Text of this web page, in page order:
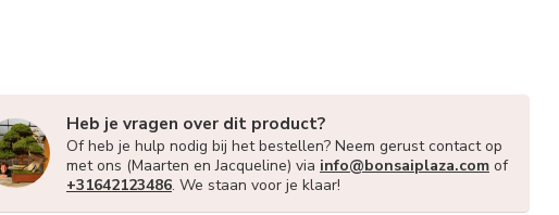
Heb je vragen over dit product?
Of heb je hulp nodig bij het bestellen? Neem gerust contact op
met ons (Maarten en Jacqueline) via info@bonsaiplaza.com of
+31642123486. We staan voor je klaar!